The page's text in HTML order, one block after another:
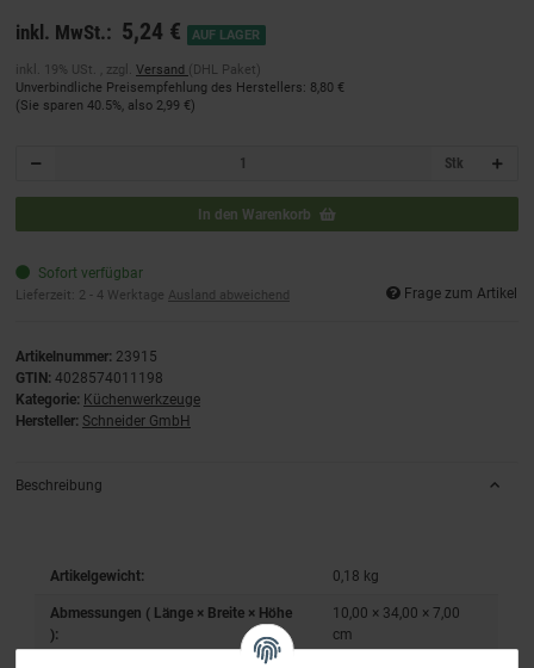
inkl. MwSt.: 5,24 € AUF LAGER
inkl. 19% USt. , zzgl. Versand (DHL Paket)
Unverbindliche Preisempfehlung des Herstellers: 8,80 €
(Sie sparen 40.5%, also 2,99 €)
Stk
In den Warenkorb
Sofort verfügbar
Lieferzeit: 2 - 4 Werktage Ausland abweichend Frage zum Artikel
Artikelnummer: 23915
GTIN: 4028574011198
Kategorie: Küchenwerkzeuge
Hersteller: Schneider GmbH
Beschreibung
Artikelgewicht: 0,18 kg
Abmessungen ( Länge × Breite × Höhe
):
10,00 × 34,00 × 7,00
cm